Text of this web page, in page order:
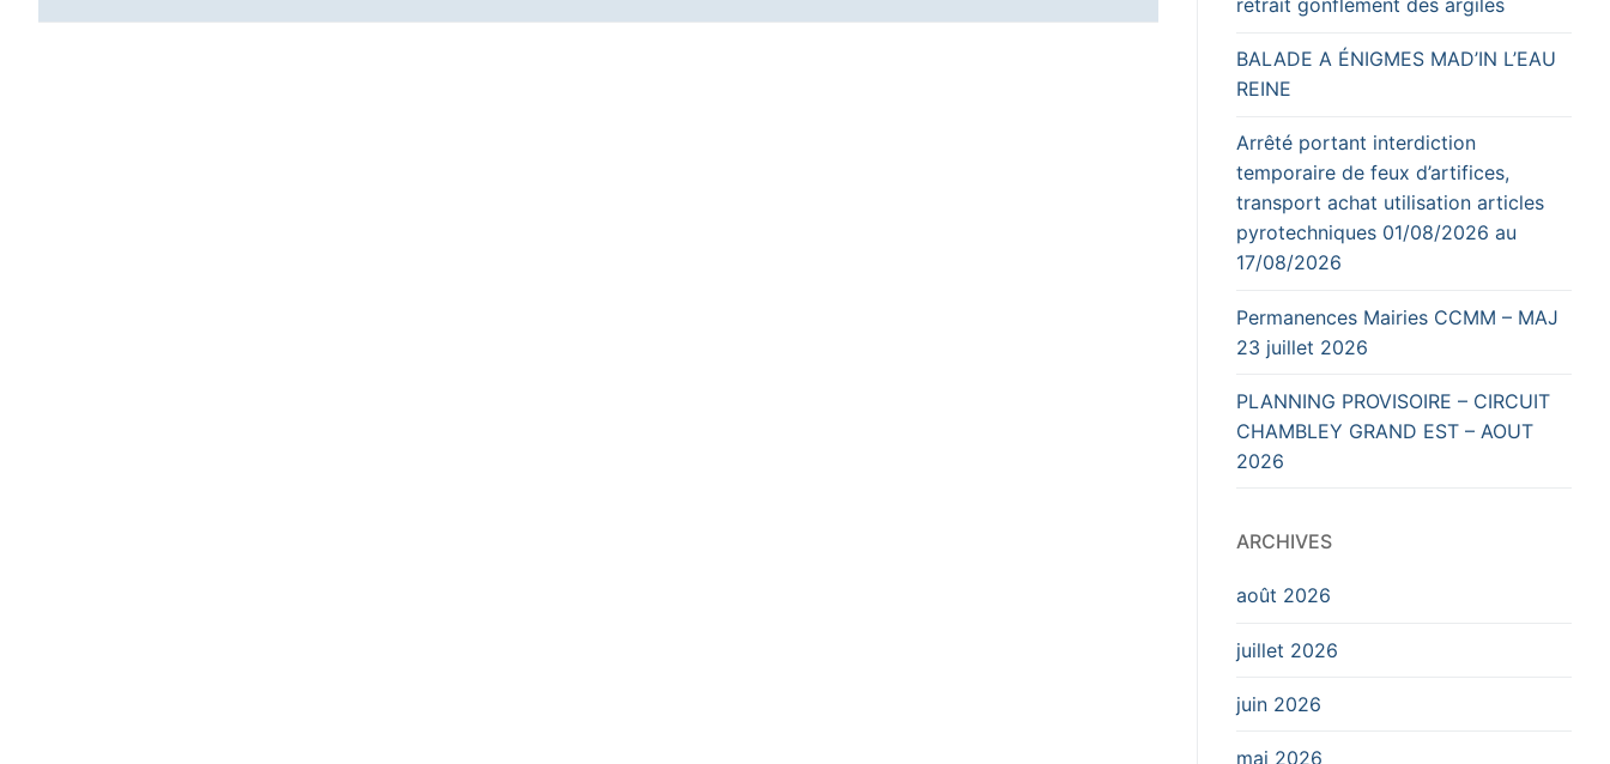
BALADE A ÉNIGMES MAD’IN L’EAU
REINE
Arrêté portant interdiction
temporaire de feux d’artifices,
transport achat utilisation articles
pyrotechniques 01/08/2026 au
17/08/2026
Permanences Mairies CCMM – MAJ
23 juillet 2026
PLANNING PROVISOIRE – CIRCUIT
CHAMBLEY GRAND EST – AOUT
2026
ARCHIVES
août 2026
juillet 2026
juin 2026
mai 2026